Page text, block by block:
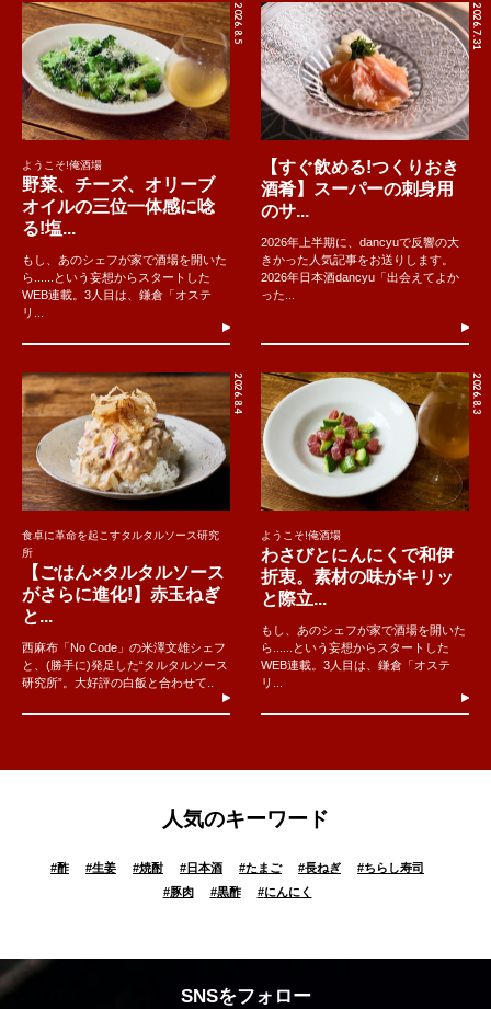
2026.8.5
ようこそ!俺酒場
野菜、チーズ、オリーブ
オイルの三位一体感に唸
る!塩...
もし、あのシェフが家で酒場を開いた
ら......という妄想からスタートした
WEB連載。3人目は、鎌倉「オステ
リ...
2026.7.31
【すぐ飲める!つくりおき
酒肴】スーパーの刺身用
のサ...
2026年上半期に、dancyuで反響の大
きかった人気記事をお送りします。
2026年日本酒dancyu「出会えてよか
った...
2026.8.4
食卓に革命を起こすタルタルソース研究
所
【ごはん×タルタルソース
がさらに進化!】赤玉ねぎ
と...
西麻布「No Code」の米澤文雄シェフ
と、(勝手に)発足した“タルタルソース
研究所”。大好評の白飯と合わせて..
2026.8.3
ようこそ!俺酒場
わさびとにんにくで和伊
折衷。素材の味がキリッ
と際立...
もし、あのシェフが家で酒場を開いた
ら......という妄想からスタートした
WEB連載。3人目は、鎌倉「オステ
リ...
人気のキーワード
#酢 #生姜 #焼酎 #日本酒 #たまご #長ねぎ #ちらし寿司
#豚肉 #黒酢 #にんにく
SNSをフォロー